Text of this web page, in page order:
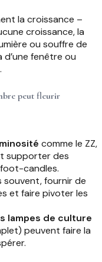
la croissance –
croissance, la
ou souffre de
fenêtre ou
peut fleurir
comme le ZZ,
supporter des
candles.
souvent, fournir de
et faire pivoter les
lampes de culture
peuvent faire la